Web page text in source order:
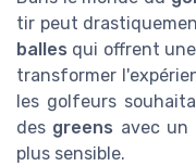
tir peut
balles qui offrent une
transformer
les golfeurs
des greens avec un
plus sensible.